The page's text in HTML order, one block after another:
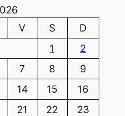
V S
D
1
2
7 8
9
14 15
16
21 22
23